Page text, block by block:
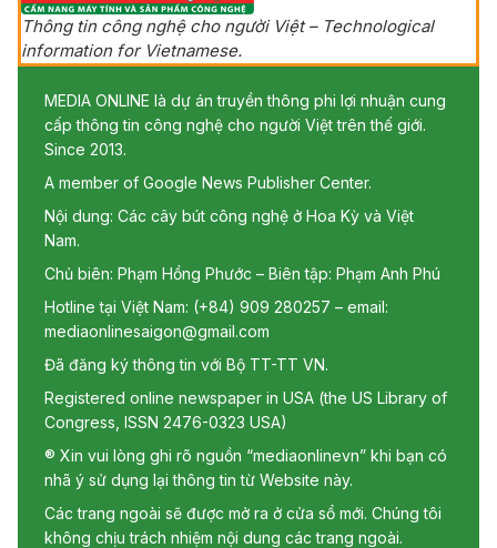
Thông tin công nghệ cho người Việt – Technological
information for Vietnamese.
MEDIA ONLINE là dự án truyền thông phi lợi nhuận cung
cấp thông tin công nghệ cho người Việt trên thế giới.
Since 2013.
A member of Google News Publisher Center.
Nội dung: Các cây bút công nghệ ở Hoa Kỳ và Việt
Nam.
Chủ biên: Phạm Hồng Phước – Biên tập: Phạm Anh Phú
Hotline tại Việt Nam: (+84) 909 280257 – email:
mediaonlinesaigon@gmail.com
Đã đăng ký thông tin với Bộ TT-TT VN.
Registered online newspaper in USA (the US Library of
Congress, ISSN 2476-0323 USA)
® Xin vui lòng ghi rõ nguồn “mediaonlinevn” khi bạn có
nhã ý sử dụng lại thông tin từ Website này.
Các trang ngoài sẽ được mở ra ở cửa sổ mới. Chúng tôi
không chịu trách nhiệm nội dung các trang ngoài.